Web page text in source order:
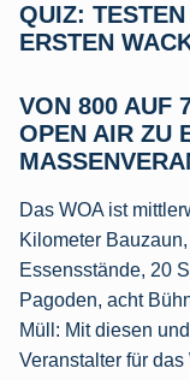
QUIZ:
ERSTEN
VON 800 AUF
OPEN AIR ZU
Das WOA ist
Kilometer
Essensstände, 20
Pagoden, acht
Müll: Mit diesen
Veranstalter für